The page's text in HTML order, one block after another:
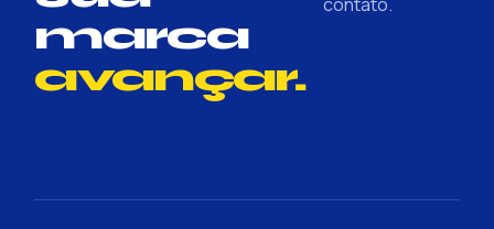
marca
avançar.